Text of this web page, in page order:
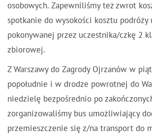
osobowych. Zapewniliśmy też zwrot
spotkanie do wysokości kosztu podróży
pokonywanej przez uczestnika/czkę 2
zbiorowej.
Z Warszawy do Zagrody Ojrzanów w
popołudnie i w drodze powrotnej do
niedzielę bezpośrednio po
zorganizowaliśmy bus umożliwiający
przemieszczenie się z/na transport do